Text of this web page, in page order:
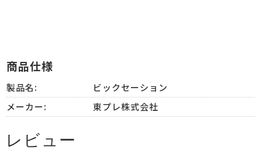
商品仕様
製品名:
ビックセーション
メーカー:
東プレ株式会社
レビュー